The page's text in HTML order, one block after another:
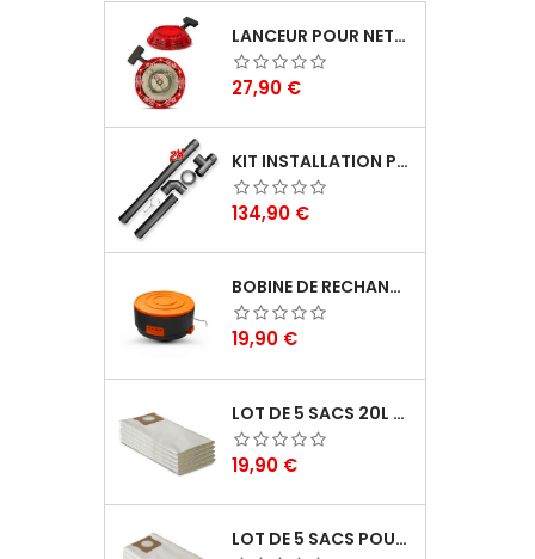
LANCEUR POUR NETTOYEUR HP THERMIQUE - BRICK
Prix
27,90 €
KIT INSTALLATION POELE A PELLETS - WARM TECH
Prix
134,90 €
BOBINE DE RECHANGE POUR COUPE BORDURES - LAWNMASTER
Prix
19,90 €
LOT DE 5 SACS 20L POUR ASPIRATEURS - VACMASTER PROFESSIONAL
Prix
19,90 €
LOT DE 5 SACS POUR ASPIRATEUR 30L - VACMASTER PROFESSIONAL